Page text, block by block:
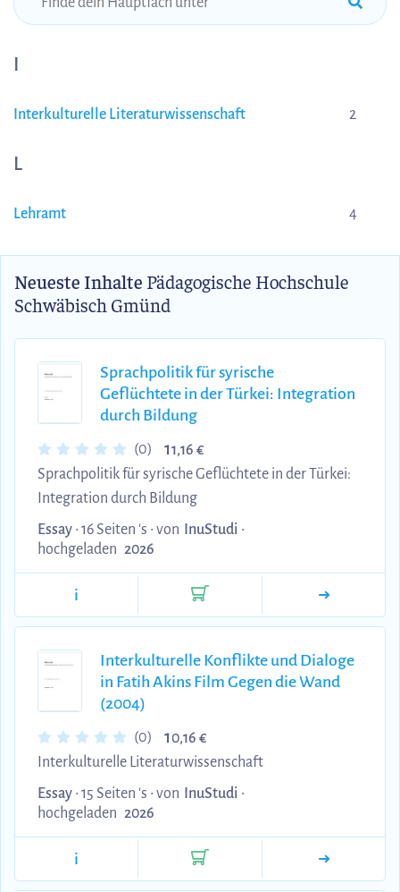
I
Interkulturelle Literaturwissenschaft 2
L
Lehramt 4
Neueste Inhalte Pädagogische Hochschule
Schwäbisch Gmünd
Sprachpolitik für syrische
Geflüchtete in der Türkei: Integration
durch Bildung
(0) 11,16 €
Sprachpolitik für syrische Geflüchtete in der Türkei:
Integration durch Bildung
Essay • 16 Seiten 's • von InuStudi •
hochgeladen 2026
i
Interkulturelle Konflikte und Dialoge
in Fatih Akins Film Gegen die Wand
(2004)
(0) 10,16 €
Interkulturelle Literaturwissenschaft
Essay • 15 Seiten 's • von InuStudi •
hochgeladen 2026
i